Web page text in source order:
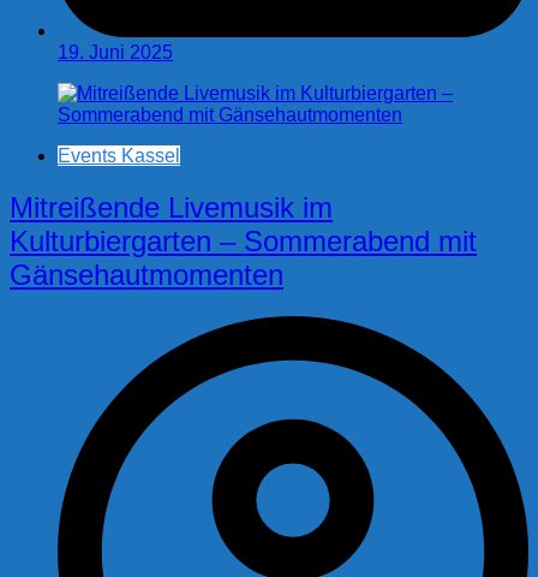
19. Juni 2025
Events Kassel
Mitreißende Livemusik im
Kulturbiergarten – Sommerabend mit
Gänsehautmomenten